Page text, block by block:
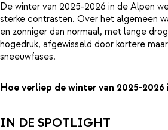
De winter van 2025-2026 in de Alpen
sterke contrasten. Over het algemeen
en zonniger dan normaal, met lange
hogedruk, afgewisseld door kortere
sneeuwfases.
Hoe verliep de winter van 2025-2026
IN DE SPOTLIGHT